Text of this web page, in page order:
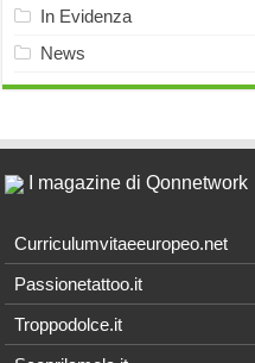
In Evidenza
News
I magazine di Qonnetwork
Curriculumvitaeeuropeo.net
Passionetattoo.it
Troppodolce.it